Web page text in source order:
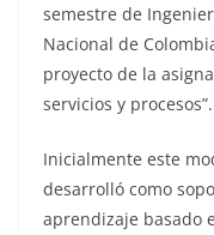
semestre de
Nacional de
proyecto de la
servicios y procesos”.
Inicialmente este
desarrolló como
aprendizaje basado